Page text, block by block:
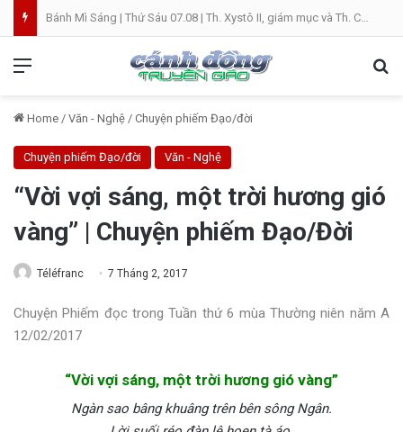
Bánh Mì Sáng | Thứ Sáu 07.08 | Th. Xystô II, giám mục và Th. Cajêtanô, linh mục
Home / Văn - Nghệ / Chuyện phiếm Đạo/đời
Chuyện phiếm Đạo/đời Văn - Nghệ
“Vời vợi sáng, một trời hương gió
vàng” | Chuyện phiếm Đạo/Đời
Téléfranc 7 Tháng 2, 2017
Chuyện Phiếm đọc trong Tuần thứ 6 mùa Thường niên năm A
12/02/2017
“Vời vợi sáng, một trời hương gió vàng”
Ngàn sao bâng khuâng trên bên sông Ngân.